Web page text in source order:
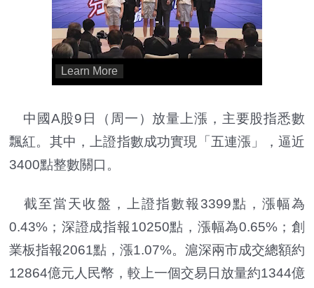
中國A股9日（周一）放量上漲，主要股指悉數
飄紅。其中，上證指數成功實現「五連漲」，逼近
3400點整數關口。
截至當天收盤，上證指數報3399點，漲幅為
0.43%；深證成指報10250點，漲幅為0.65%；創
業板指報2061點，漲1.07%。滬深兩市成交總額約
12864億元人民幣，較上一個交易日放量約1344億